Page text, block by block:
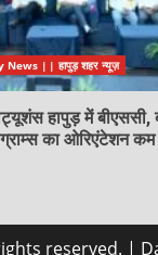
News || हापुड़ शहर न्यूज़
हापुड़ में बीएससी,
का ओरिएंटेशन
reserved. |